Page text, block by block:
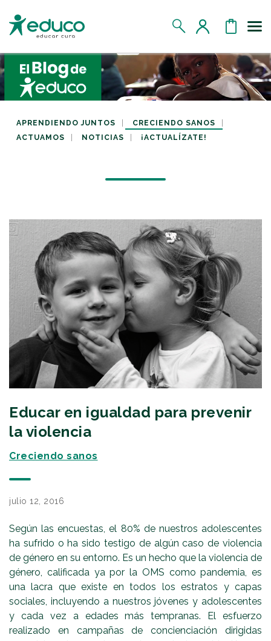
MIS DATOS
MIS APADRINADOS
MIS RETOS SOLIDARIOS
CERRAR SESIÓN
APRENDIENDO JUNTOS
CRECIENDO SANOS
ACTUAMOS
NOTICIAS ¡ACTUALÍZATE!
Educar en igualdad para prevenir
la violencia
Creciendo sanos
julio 12, 2016
Según las encuestas, el 80% de nuestros adolescentes
ha sufrido o ha sido testigo de algún caso de violencia
de género en su entorno. Es un hecho que la violencia de
género, calificada ya por la OMS como pandemia, es
una lacra que existe en todos los estratos y capas
sociales, incluyendo a nuestros jóvenes y adolescentes
y cada vez a edades más tempranas. El esfuerzo
realizado en campañas de concienciación dirigidas